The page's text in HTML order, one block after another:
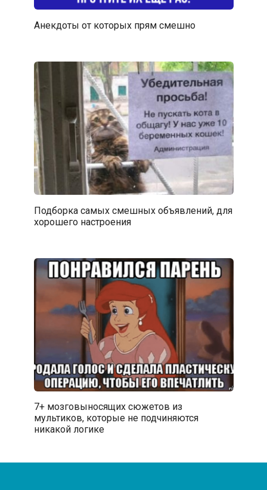
Анекдоты от которых прям смешно
Подборка самых смешных объявлений, для
хорошего настроения
7+ мозговыносящих сюжетов из
мультиков, которые не подчиняются
никакой логике